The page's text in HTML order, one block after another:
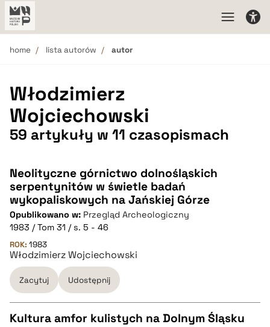
home lista autorów autor
Włodzimierz
Wojciechowski
59 artykuły w 11 czasopismach
Neolityczne górnictwo dolnośląskich
serpentynitów w świetle badań
wykopaliskowych na Jańskiej Górze
Opublikowano w: Przegląd Archeologiczny
1983 / Tom 31 / s. 5 - 46
ROK: 1983
Włodzimierz Wojciechowski
Zacytuj Udostępnij
Kultura amfor kulistych na Dolnym Śląsku